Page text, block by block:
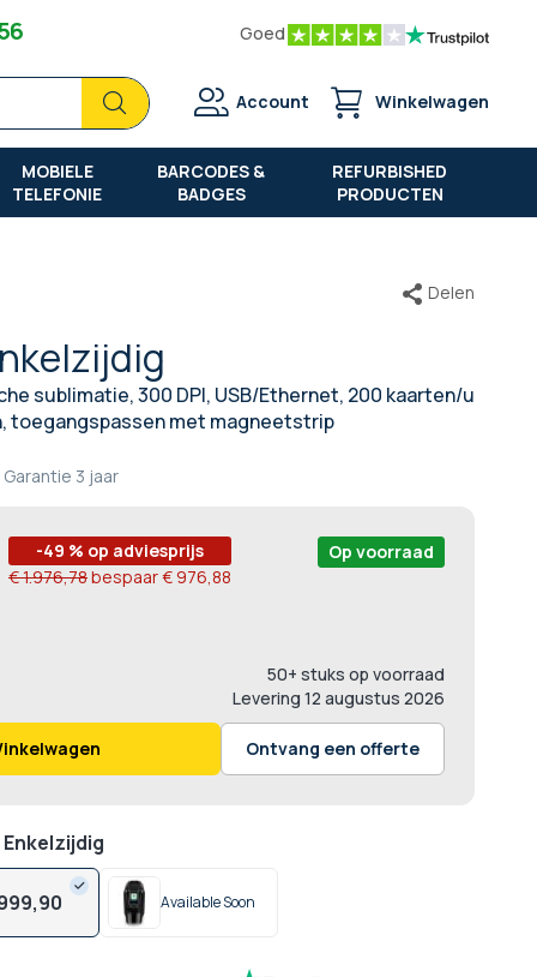
Goed
Zoek
Zoek
Account Winkelwagen
MOBIELE
TELEFONIE
BARCODES &
BADGES
REFURBISHED
PRODUCTEN
sublimatie, 300 DPI, USB/Ethernet, 200 kaarten/u
toegangspassen met magneetstrip
Garantie 3 jaar
Delen
-49 % op adviesprijs
€ 1.976,78bespaar€ 976,88
50+ stuks op voorraad
Op voorraad
Levering 12 augustus 2026
Ontvang een offerte
90 Available Soon